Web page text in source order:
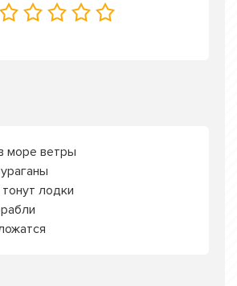
море ветры
лодки